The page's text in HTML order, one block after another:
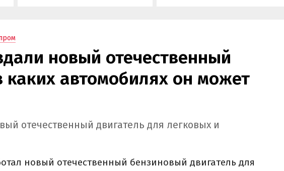
новый отечественный
каких автомобилях он может
отечественный двигатель для легковых и
новый отечественный бензиновый двигатель для